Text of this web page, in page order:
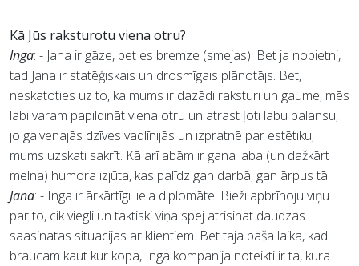
Kā Jūs raksturotu viena otru?
Inga: - Jana ir gāze, bet es bremze (smejas). Bet ja nopietni,
tad Jana ir statēģiskais un drosmīgais plānotājs. Bet,
neskatoties uz to, ka mums ir dazādi raksturi un gaume, mēs
labi varam papildināt viena otru un atrast ļoti labu balansu,
jo galvenajās dzīves vadlīnijās un izpratnē par estētiku,
mums uzskati sakrīt. Kā arī abām ir gana laba (un dažkārt
melna) humora izjūta, kas palīdz gan darbā, gan ārpus tā.
Jana: - Inga ir ārkārtīgi liela diplomāte. Bieži apbrīnoju viņu
par to, cik viegli un taktiski viņa spēj atrisināt daudzas
saasinātas situācijas ar klientiem. Bet tajā pašā laikā, kad
braucam kaut kur kopā, Inga kompānijā noteikti ir tā, kura